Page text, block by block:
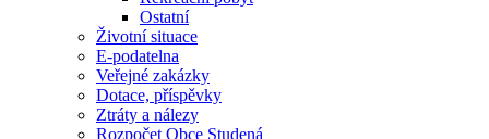
Ostatní
Životní situace
E-podatelna
Veřejné zakázky
Dotace, příspěvky
Ztráty a nálezy
Rozpočet Obce Studená